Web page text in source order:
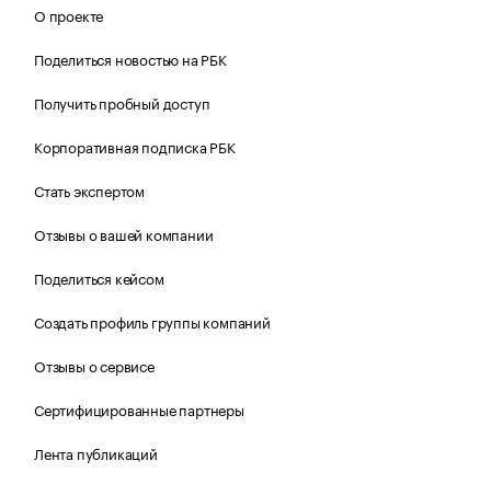
О проекте
Поделиться новостью на РБК
Получить пробный доступ
Корпоративная подписка РБК
Стать экспертом
Отзывы о вашей компании
Поделиться кейсом
Создать профиль группы компаний
Отзывы о сервисе
Сертифицированные партнеры
Лента публикаций